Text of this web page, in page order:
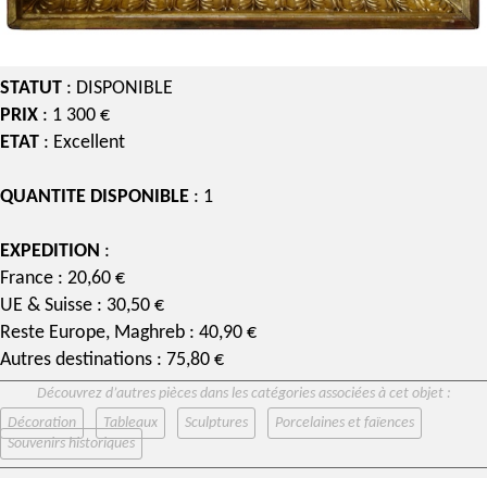
STATUT : DISPONIBLE
PRIX : 1 300 €
ETAT : Excellent
QUANTITE DISPONIBLE : 1
EXPEDITION :
France : 20,60 €
UE & Suisse : 30,50 €
Reste Europe, Maghreb : 40,90 €
Autres destinations : 75,80 €
Découvrez d’autres pièces dans les catégories associées à cet objet :
Décoration
Tableaux Sculptures
Porcelaines et faïences
Souvenirs historiques